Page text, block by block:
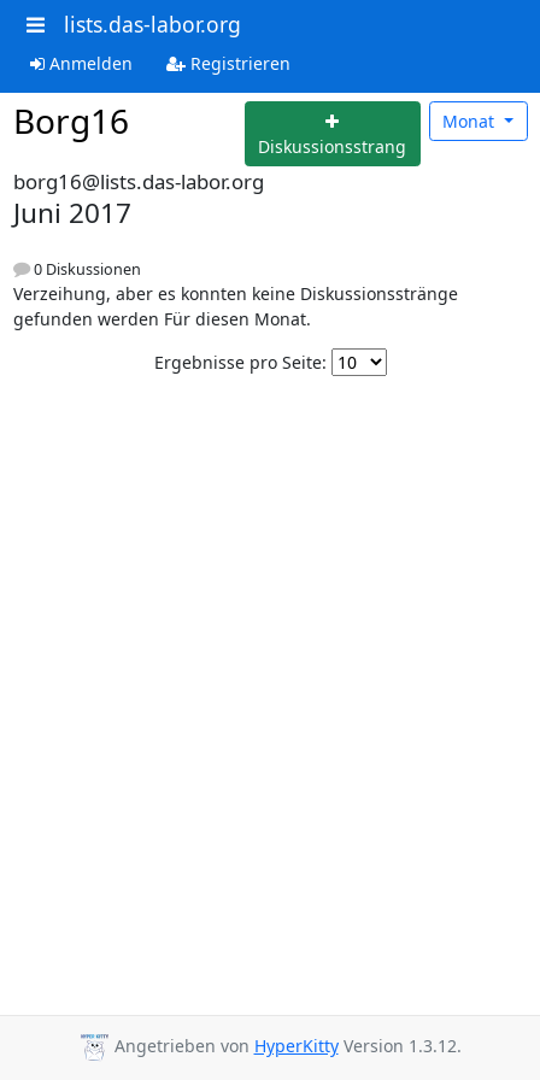
lists.das-labor.org
Anmelden Registrieren
Borg16
Diskussionsstrang
Monat
borg16@lists.das-labor.org
Juni 2017
0 Diskussionen
Verzeihung, aber es konnten keine Diskussionsstränge
gefunden werden Für diesen Monat.
Ergebnisse pro Seite:
Angetrieben von HyperKittyVersion 1.3.12.